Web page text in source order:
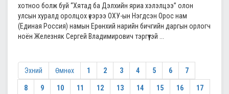
хотноо болж буй “Хятад ба Дэлхийн яриа хэлэлцээ” олон
улсын хуралд оролцох үеэрээ ОХУ-ын Нэгдсэн Орос нам
(Единая Россия) намын Ерөнхий нарийн бичгийн даргын орлогч
ноён Железняк Сергей Владимирович тэргүүтэй ...
Эхний Өмнөх 1 2 3 4 5 6 7
8 9 10 11 12 13 14 15 16 17